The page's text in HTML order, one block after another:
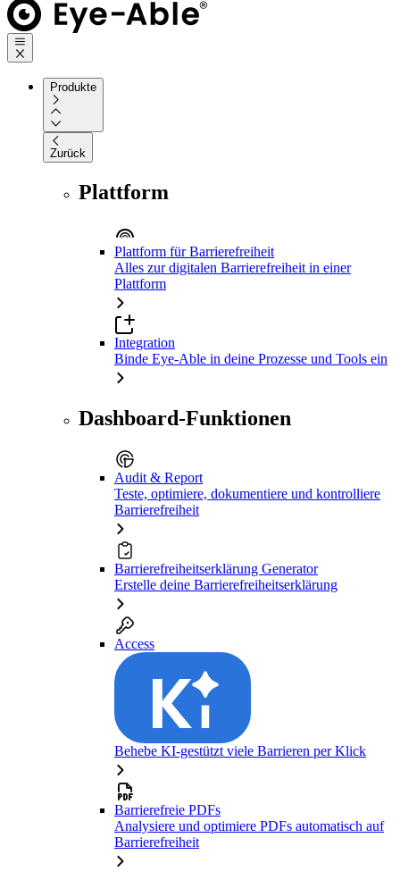
Produkte
Zurück
Plattform
Plattform für Barrierefreiheit
Alles zur digitalen Barrierefreiheit in einer
Plattform
Integration
Binde Eye-Able in deine Prozesse und Tools ein
Dashboard-Funktionen
Audit & Report
Teste, optimiere, dokumentiere und kontrolliere
Barrierefreiheit
Barrierefreiheitserklärung Generator
Erstelle deine Barrierefreiheitserklärung
Access
Behebe KI-gestützt viele Barrieren per Klick
Barrierefreie PDFs
Analysiere und optimiere PDFs automatisch auf
Barrierefreiheit